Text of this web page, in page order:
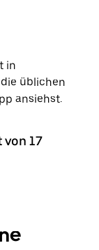
in
üblichen
ansiehst.
17